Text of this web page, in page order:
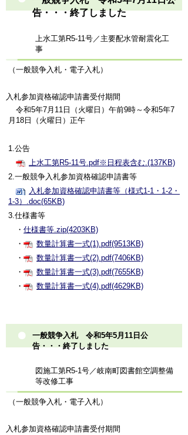
告・・・終了しました
上水工第R5-11号／主要配水管耐震化工
事
（一般競争入札・電子入札）
入札参加資格確認申請書受付期間
令和5年7月11日（火曜日）午前9時～令和5年7
月18日（火曜日）正午
1.公告
上水工第R5-11号.pdf※日程表含む.(137KB)
2.一般競争入札参加資格確認申請書等
入札参加資格確認申請書等（様式1-1・1-2・
1-3）.doc(65KB)
3.仕様書等
・ 仕様書等.zip(4203KB)
・
数量計算書一式(1).pdf(9513KB)
・
数量計算書一式(2).pdf(7406KB)
・
数量計算書一式(3).pdf(7655KB)
・
数量計算書一式(4).pdf(4629KB)
一般競争入札 令和5年5月11日公
告・・・終了しました
図施工第R5-1号／岐南町図書館空調整備
等改修工事
（一般競争入札・電子入札）
入札参加資格確認申請書受付期間